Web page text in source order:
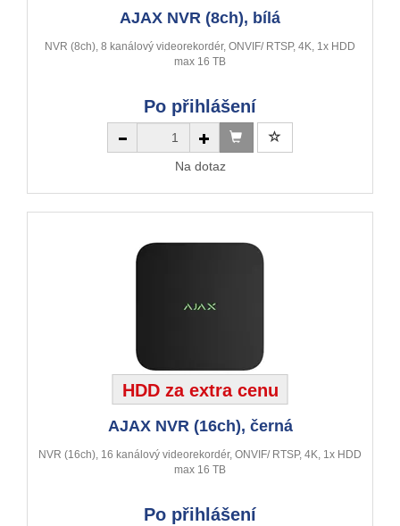
AJAX NVR (8ch), bílá
NVR (8ch), 8 kanálový videorekordér, ONVIF/ RTSP, 4K, 1x HDD
max 16 TB
Po přihlášení
Na dotaz
HDD za extra cenu
AJAX NVR (16ch), černá
NVR (16ch), 16 kanálový videorekordér, ONVIF/ RTSP, 4K, 1x HDD
max 16 TB
Po přihlášení